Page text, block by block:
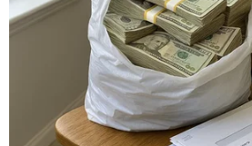
họp lần này có ý nghĩa quan
Thành phố Huế trong quá
hệ hợp tác quốc tế, tăng
rộng với cộng đồng các địa
giới, đồng thời khẳng định
một đô thị di sản năng động